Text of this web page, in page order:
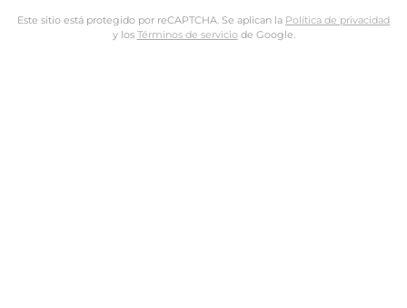
Este sitio está protegido por reCAPTCHA. Se aplican la Política de privacidad
y los Términos de serviciode Google.